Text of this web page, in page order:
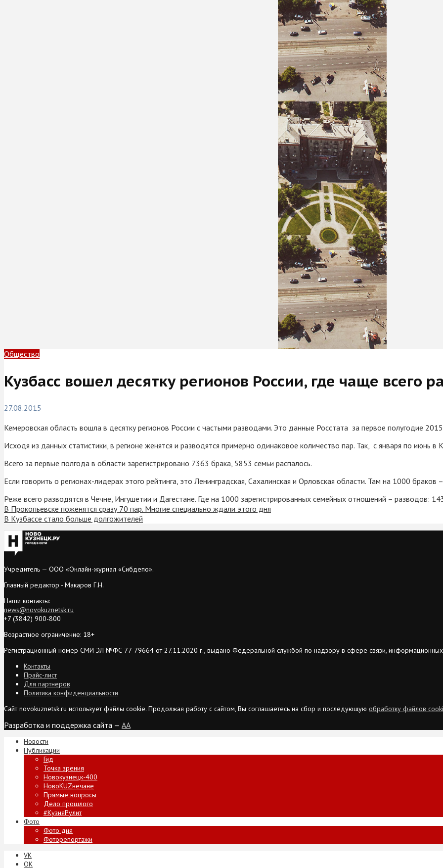
Общество
Кузбасс вошел десятку регионов России, где чаще всего
27.08.2015
Кемеровская область вошла в десятку регионов России с частыми разводами. Это данные Росстата за первое полугодие
Исходя из данных статистики, в регионе женятся и разводятся примерно одинаковое количество пар. Так, с января по июнь
Всего за первые полгода в области зарегистрировано 7363 брака, 5853 семьи распалось.
Если говорить о регионах-лидерах этого рейтинга, это Ленинградская, Сахалинская и Орловская области. Там на 1000
Реже всего разводятся в Чечне, Ингушетии и Дагестане. Где на 1000 зарегистрированных семейных отношений – разводов:
В Прокопьевске поженятся сразу 70 пар. Многие специально ждали этого дня
В Кузбассе стало больше долгожителей
Учредитель — ООО «Онлайн-журнал «Сибдепо».
Главный редактор - Макаров Г.Н.
Наши контакты:
news@novokuznetsk.ru
+7 (3842) 900-800
Возрастное ограничение: 18+
Регистрационный номер СМИ ЭЛ №ФС 77-79664 от 27.11.2020 г., выдано Федеральной службой по надзору в сфере связи, информационных
Контакты
Прайс-лист
Для партнеров
Политика конфиденциальности
Сайт novokuznetsk.ru использует файлы cookie. Продолжая работу с сайтом, Вы соглашаетесь на сбор и последующую обработку файлов
Разработка и поддержка сайта — AA
Новости
Публикации
Гид
Точка зрения
Новокузнецк-400
НовоKUZнечане
Прямые вопросы
Дело прошлого
#КузняРулит
Фото
Фото дня
Фоторепортажи
VK
ОК